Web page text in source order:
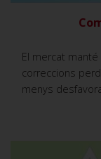
El mercat
correccions
menys